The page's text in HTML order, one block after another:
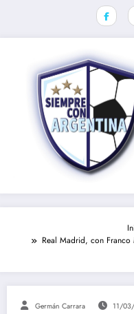
Real Madrid, con
Germán Carrara 11/